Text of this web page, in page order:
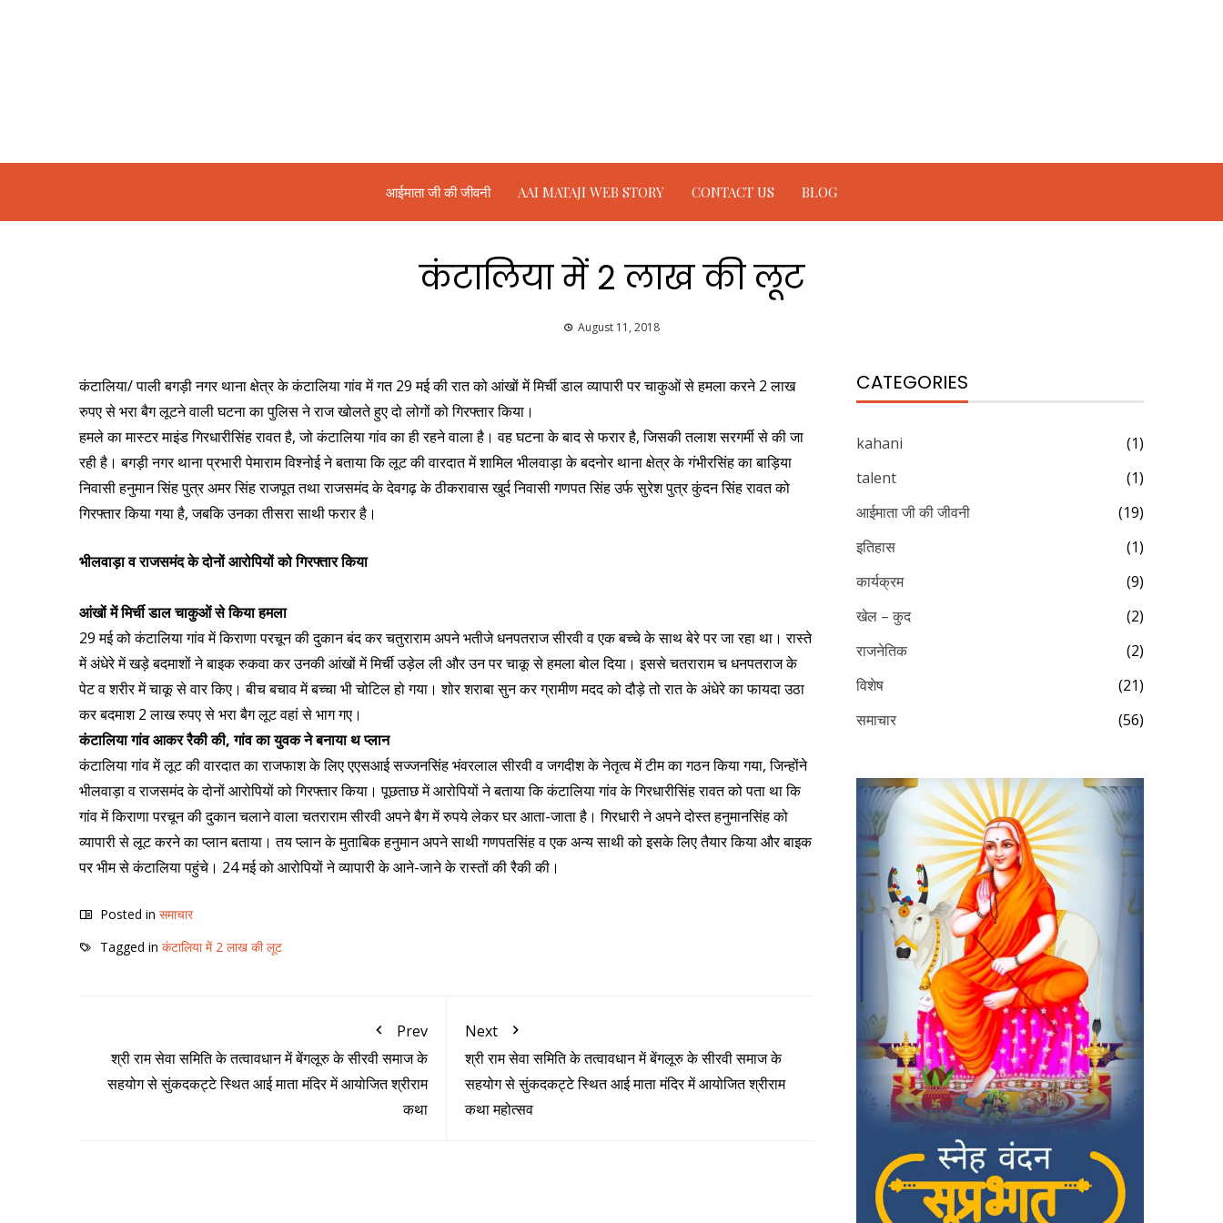
आईमाता जी की जीवनी AAI MATAJI WEB STORY CONTACT US BLOG
कंटालिया में 2 लाख की लूट
August 11, 2018
कंटालिया/ पाली बगड़ी नगर थाना क्षेत्र के कंटालिया गांव में गत 29 मई की रात को आंखों में मिर्ची डाल व्यापारी पर चाकुओं से हमला करने 2 लाख
रुपए से भरा बैग लूटने वाली घटना का पुलिस ने राज खोलते हुए दो लोगों को गिरफ्तार किया।
हमले का मास्टर माइंड गिरधारीसिंह रावत है, जो कंटालिया गांव का ही रहने वाला है। वह घटना के बाद से फरार है, जिसकी तलाश सरगर्मी से की जा
रही है। बगड़ी नगर थाना प्रभारी पेमाराम विश्नोई ने बताया कि लूट की वारदात में शामिल भीलवाड़ा के बदनोर थाना क्षेत्र के गंभीरसिंह का बाड़िया
निवासी हनुमान सिंह पुत्र अमर सिंह राजपूत तथा राजसमंद के देवगढ़ के ठीकरावास खुर्द निवासी गणपत सिंह उर्फ सुरेश पुत्र कुंदन सिंह रावत को
गिरफ्तार किया गया है, जबकि उनका तीसरा साथी फरार है।
भीलवाड़ा व राजसमंद के दोनों आरोपियों को गिरफ्तार किया
आंखों में मिर्ची डाल चाकुओं से किया हमला
29 मई को कंटालिया गांव में किराणा परचून की दुकान बंद कर चतुराराम अपने भतीजे धनपतराज सीरवी व एक बच्चे के साथ बेरे पर जा रहा था। रास्ते
में अंधेरे में खड़े बदमाशों ने बाइक रुकवा कर उनकी आंखों में मिर्ची उड़ेल ली और उन पर चाकू से हमला बोल दिया। इससे चतराराम च धनपतराज के
पेट व शरीर में चाकू से वार किए। बीच बचाव में बच्चा भी चोटिल हो गया। शोर शराबा सुन कर ग्रामीण मदद को दौड़े तो रात के अंधेरे का फायदा उठा
कर बदमाश 2 लाख रुपए से भरा बैग लूट वहां से भाग गए।
कंटालिया गांव आकर रैकी की, गांव का युवक ने बनाया थ प्लान
कंटालिया गांव में लूट की वारदात का राजफाश के लिए एएसआई सज्जनसिंह भंवरलाल सीरवी व जगदीश के नेतृत्व में टीम का गठन किया गया, जिन्होंने
भीलवाड़ा व राजसमंद के दोनों आरोपियों को गिरफ्तार किया। पूछताछ में आरोपियों ने बताया कि कंटालिया गांव के गिरधारीसिंह रावत को पता था कि
गांव में किराणा परचून की दुकान चलाने वाला चतराराम सीरवी अपने बैग में रुपये लेकर घर आता-जाता है। गिरधारी ने अपने दोस्त हनुमानसिंह को
व्यापारी से लूट करने का प्लान बताया। तय प्लान के मुताबिक हनुमान अपने साथी गणपतसिंह व एक अन्य साथी को इसके लिए तैयार किया और बाइक
पर भीम से कंटालिया पहुंचे। 24 मई काे आरोपियों ने व्यापारी के आने-जाने के रास्तों की रैकी की।
Posted in समाचार
Tagged in कंटालिया में 2 लाख की लूट
Prev
श्री राम सेवा समिति के तत्वावधान में बेंगलूरु के सीरवी समाज के
सहयोग से सुंकदकट्टे स्थित आई माता मंदिर में आयोजित श्रीराम
कथा
Next
श्री राम सेवा समिति के तत्वावधान में बेंगलूरु के सीरवी समाज के
सहयोग से सुंकदकट्टे स्थित आई माता मंदिर में आयोजित श्रीराम
कथा महोत्सव
CATEGORIES
kahani
(1)
talent
(1)
आईमाता जी की जीवनी
(19)
इतिहास
(1)
कार्यक्रम
(9)
खेल – कुद
(2)
राजनेतिक
(2)
विशेष
(21)
समाचार
(56)